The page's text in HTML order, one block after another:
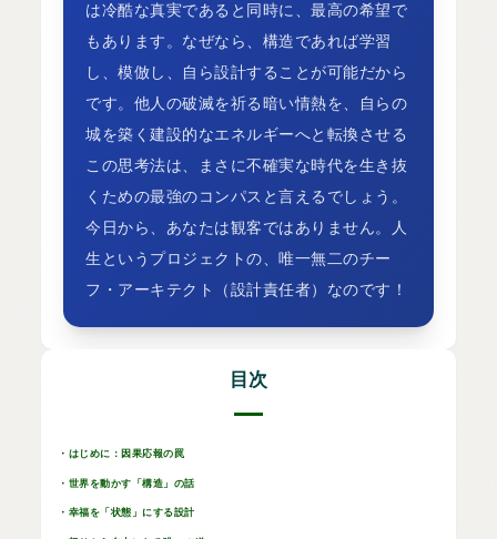
は冷酷な真実であると同時に、最高の希望で
もあります。なぜなら、構造であれば学習
し、模倣し、自ら設計することが可能だから
です。他人の破滅を祈る暗い情熱を、自らの
城を築く建設的なエネルギーへと転換させる
この思考法は、まさに不確実な時代を生き抜
くための最強のコンパスと言えるでしょう。
今日から、あなたは観客ではありません。人
生というプロジェクトの、唯一無二のチー
フ・アーキテクト（設計責任者）なのです！
目次
・はじめに：因果応報の罠
・世界を動かす「構造」の話
・幸福を「状態」にする設計